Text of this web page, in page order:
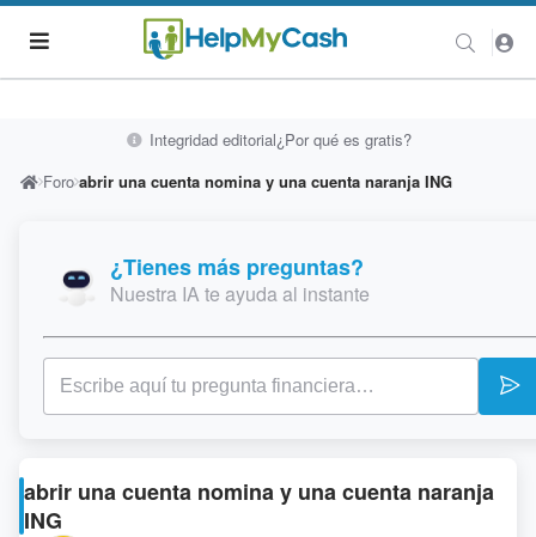
Integridad editorial¿Por qué es gratis?
Foro abrir una cuenta nomina y una cuenta naranja ING
¿Tienes más preguntas?
Nuestra IA te ayuda al instante
abrir una cuenta nomina y una cuenta naranja
ING